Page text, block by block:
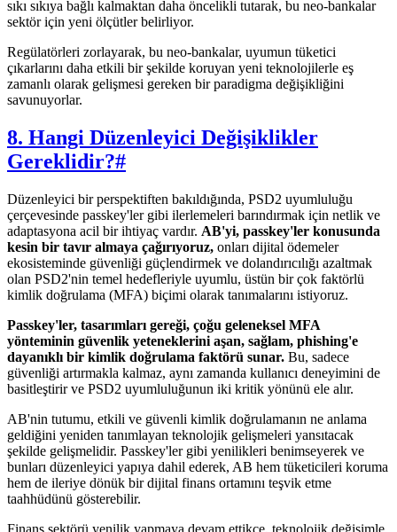
sıkı sıkıya bağlı kalmaktan daha öncelikli tutarak, bu neo-bankalar
sektör için yeni ölçütler belirliyor.
Regülatörleri zorlayarak, bu neo-bankalar, uyumun tüketici
çıkarlarını daha etkili bir şekilde koruyan yeni teknolojilerle eş
zamanlı olarak gelişmesi gereken bir paradigma değişikliğini
savunuyorlar.
8. Hangi Düzenleyici Değişiklikler
Gereklidir?#
Düzenleyici bir perspektiften bakıldığında, PSD2 uyumluluğu
çerçevesinde passkey'ler gibi ilerlemeleri barındırmak için netlik ve
adaptasyona acil bir ihtiyaç vardır. AB'yi, passkey'ler konusunda
kesin bir tavır almaya çağırıyoruz, onları dijital ödemeler
ekosisteminde güvenliği güçlendirmek ve dolandırıcılığı azaltmak
olan PSD2'nin temel hedefleriyle uyumlu, üstün bir çok faktörlü
kimlik doğrulama (MFA) biçimi olarak tanımalarını istiyoruz.
Passkey'ler, tasarımları gereği, çoğu geleneksel MFA
yönteminin güvenlik yeteneklerini aşan, sağlam, phishing'e
dayanıklı bir kimlik doğrulama faktörü sunar. Bu, sadece
güvenliği artırmakla kalmaz, aynı zamanda kullanıcı deneyimini de
basitleştirir ve PSD2 uyumluluğunun iki kritik yönünü ele alır.
AB'nin tutumu, etkili ve güvenli kimlik doğrulamanın ne anlama
geldiğini yeniden tanımlayan teknolojik gelişmeleri yansıtacak
şekilde gelişmelidir. Passkey'ler gibi yenilikleri benimseyerek ve
bunları düzenleyici yapıya dahil ederek, AB hem tüketicileri koruma
hem de ileriye dönük bir dijital finans ortamını teşvik etme
taahhüdünü gösterebilir.